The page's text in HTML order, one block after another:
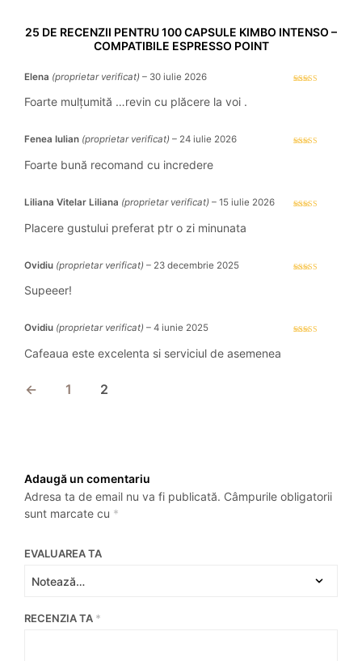
25 DE RECENZII PENTRU100 CAPSULE KIMBO INTENSO –
COMPATIBILE ESPRESSO POINT
Elena (proprietar verificat) – 30 iulie 2026
Foarte mulțumită …revin cu plăcere la voi .
Fenea Iulian (proprietar verificat) – 24 iulie 2026
Foarte bună recomand cu incredere
Liliana Vitelar Liliana (proprietar verificat) – 15 iulie 2026
Placere gustului preferat ptr o zi minunata
Ovidiu (proprietar verificat) – 23 decembrie 2025
Supeeer!
Ovidiu (proprietar verificat) – 4 iunie 2025
Cafeaua este excelenta si serviciul de asemenea
← 1 2
Adaugă un comentariu
Adresa ta de email nu va fi publicată. Câmpurile obligatorii
sunt marcate cu *
EVALUAREA TA
RECENZIA TA *